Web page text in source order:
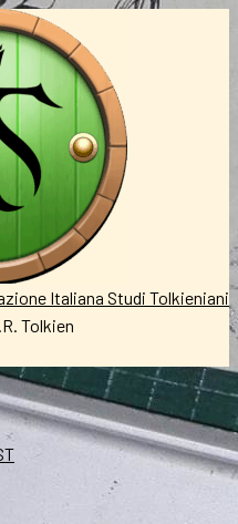
Italiana Studi Tolkieniani
Tolkien